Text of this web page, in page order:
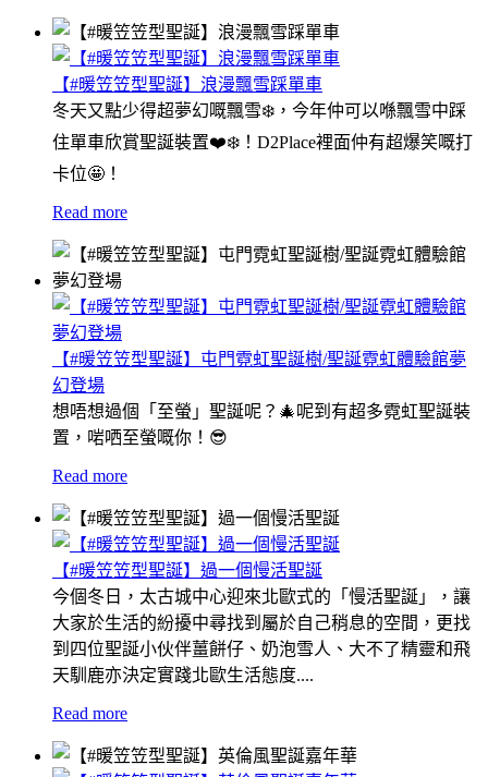
【#暖笠笠型聖誕】浪漫飄雪踩單車
冬天又點少得超夢幻嘅飄雪❄️，今年仲可以喺飄雪中踩
住單車欣賞聖誕裝置❤️❄️！D2Place裡面仲有超爆笑嘅打
卡位🤩！
Read more
【#暖笠笠型聖誕】屯門霓虹聖誕樹/聖誕霓虹體驗館夢
幻登場
想唔想過個「至螢」聖誕呢？🎄呢到有超多霓虹聖誕裝
置，啱哂至螢嘅你！😎
Read more
【#暖笠笠型聖誕】過一個慢活聖誕
今個冬日，太古城中心迎來北歐式的「慢活聖誕」，讓
大家於生活的紛擾中尋找到屬於自己稍息的空間，更找
到四位聖誕小伙伴薑餅仔、奶泡雪人、大不了精靈和飛
天馴鹿亦決定實踐北歐生活態度....
Read more